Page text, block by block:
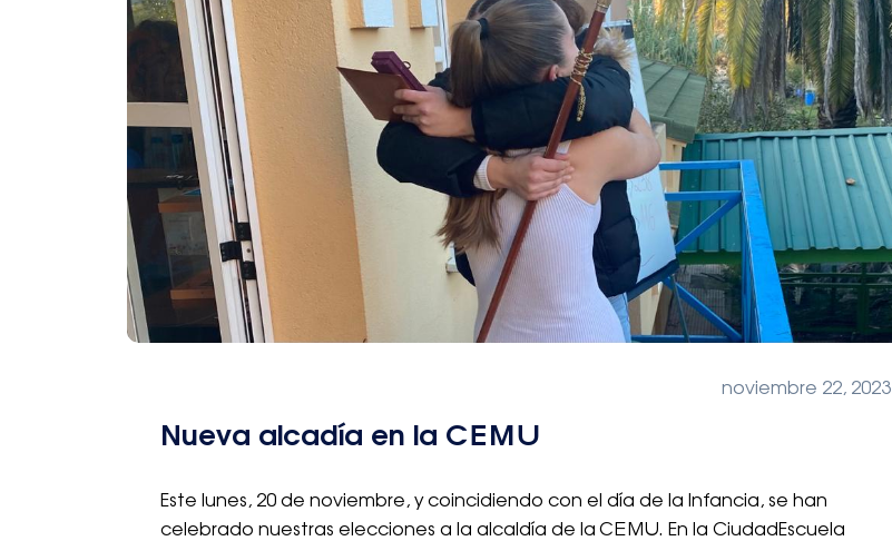
noviembre 22, 2023
Nueva alcadía en la CEMU
Este lunes, 20 de noviembre, y coincidiendo con el día de la Infancia, se han
celebrado nuestras elecciones a la alcaldía de la CEMU. En la CiudadEscuela